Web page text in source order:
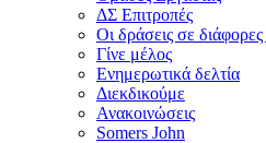
ΔΣ Επιτροπές
Οι δράσεις σε διάφορες
Γίνε μέλος
Ενημερωτικά δελτία
Διεκδικούμε
Ανακοινώσεις
Somers John